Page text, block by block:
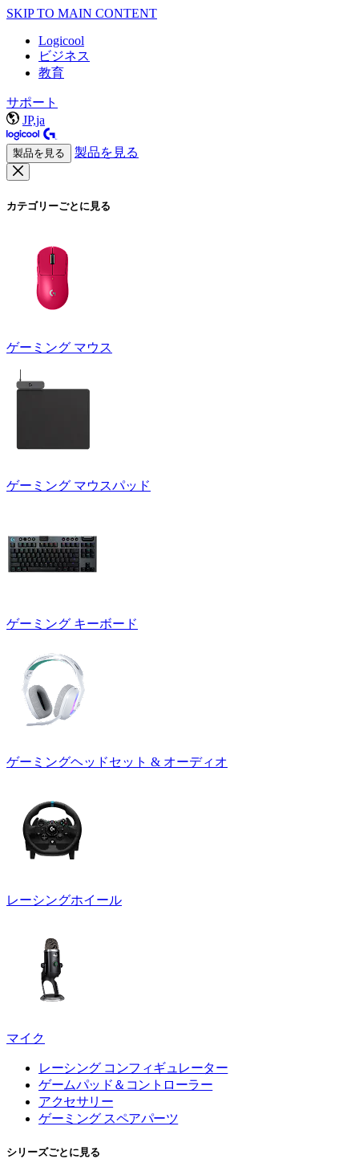
SKIP TO MAIN CONTENT
Logicool
ビジネス
教育
サポート
JP,ja
製品を見る 製品を見る
カテゴリーごとに見る
ゲーミング マウス
ゲーミング マウスパッド
ゲーミング キーボード
ゲーミングヘッドセット & オーディオ
レーシングホイール
マイク
レーシング コンフィギュレーター
ゲームパッド＆コントローラー
アクセサリー
ゲーミング スペアパーツ
シリーズごとに見る